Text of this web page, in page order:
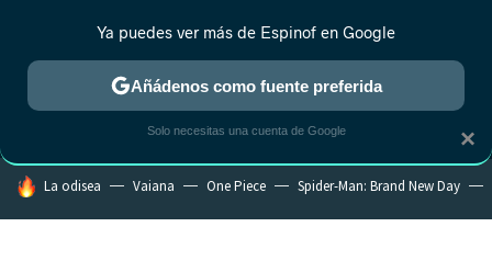
MENÚ NUEVO
ESTRENOS REALITY ANIME RANKINGS CINE
HOY SE HABLA DE
La odisea Vaiana One Piece Spider-Man: Brand New Day
×
Ya puedes ver más de Espinof en Google
Añádenos como fuente preferida
Solo necesitas una cuenta de Google